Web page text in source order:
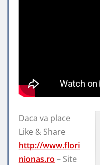
Daca va place
Like & Share
http://www.flori
nionas.ro – Site